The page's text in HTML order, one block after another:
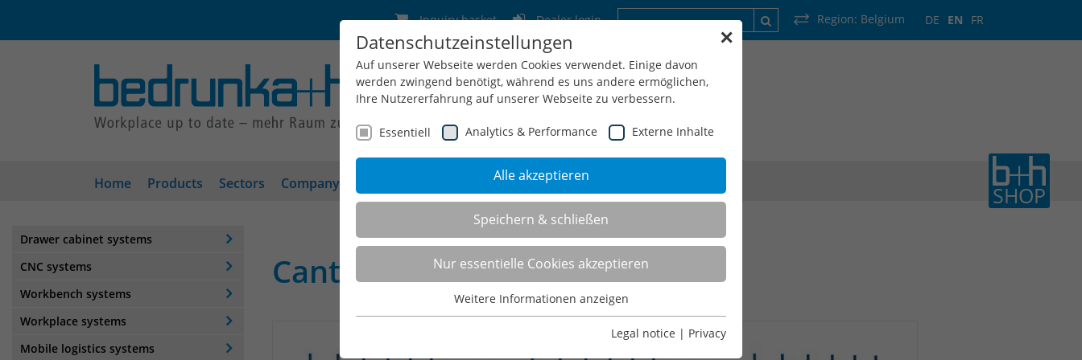
DE EN FR
Region: Belgium
Dealer login
Inquiry basket
Switzerland
Home Products Sectors Company Configuration + Inquiry Shop SHOP
Drawer cabinet systems
CNC systems
Workbench systems
Workplace systems
Mobile logistics systems
Cantilever shelving
✕
Datenschutzeinstellungen
Auf unserer Webseite werden Cookies verwendet. Einige davon
werden zwingend benötigt, während es uns andere ermöglichen,
Ihre Nutzererfahrung auf unserer Webseite zu verbessern.
Essentiell Analytics & Performance Externe Inhalte
Alle akzeptieren
Speichern & schließen
Nur essentielle Cookies akzeptieren
Essentielle Cookies werden für grundlegende Funktionen der
Weitere Informationen anzeigen
Legal notice | Privacy